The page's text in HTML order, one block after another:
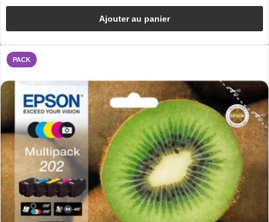
Ajouter au panier
PACK